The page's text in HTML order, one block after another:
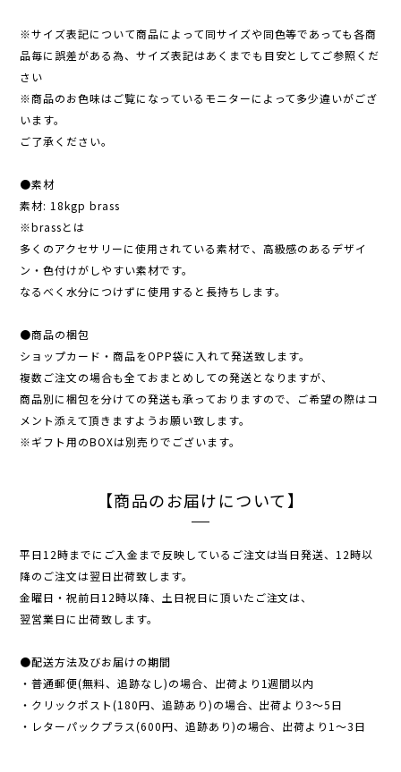
※サイズ表記について商品によって同サイズや同色等であっても各商
品毎に誤差がある為、サイズ表記はあくまでも目安としてご参照くだ
さい
※商品のお色味はご覧になっているモニターによって多少違いがござ
います。
ご了承ください。
●素材
素材: 18kgp brass
※brassとは
多くのアクセサリーに使用されている素材で、高級感のあるデザイ
ン・色付けがしやすい素材です。
なるべく水分につけずに使用すると長持ちします。
●商品の梱包
ショップカード・商品をOPP袋に入れて発送致します。
複数ご注文の場合も全ておまとめしての発送となりますが、
商品別に梱包を分けての発送も承っておりますので、ご希望の際はコ
メント添えて頂きますようお願い致します。
※ギフト用のBOXは別売りでございます。
【商品のお届けについて】
平日12時までにご入金まで反映しているご注文は当日発送、12時以
降のご注文は翌日出荷致します。
金曜日・祝前日12時以降、土日祝日に頂いたご注文は、
翌営業日に出荷致します。
●配送方法及びお届けの期間
・普通郵便(無料、追跡なし)の場合、出荷より1週間以内
・クリックポスト(180円、追跡あり)の場合、出荷より3〜5日
・レターパックプラス(600円、追跡あり)の場合、出荷より1〜3日